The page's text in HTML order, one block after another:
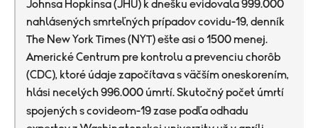
Johnsa Hopkinsa (JHU) k dnešku evidovala 999.000
nahlásených smrteľných prípadov covidu-19, denník
The New York Times (NYT) ešte asi o 1500 menej.
Americké Centrum pre kontrolu a prevenciu chorôb
(CDC), ktoré údaje započítava s väčším oneskorením,
hlási necelých 996.000 úmrtí.Skutočný počet úmrtí
spojených s covideom-19 zase podľa odhadu